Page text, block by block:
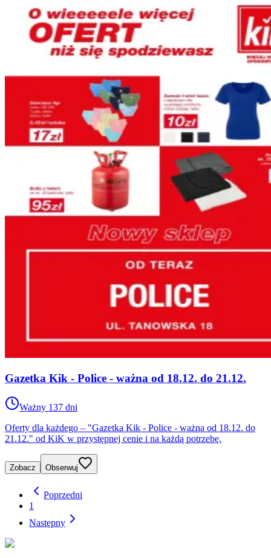
Gazetka Kik - Police - ważna od 18.12. do 21.12.
Ważny 137 dni
Oferty dla każdego – "Gazetka Kik - Police - ważna od 18.12. do
21.12." od KiK w przystępnej cenie i na każdą potrzebę.
Zobacz Obserwuj
Poprzedni
1
Następny